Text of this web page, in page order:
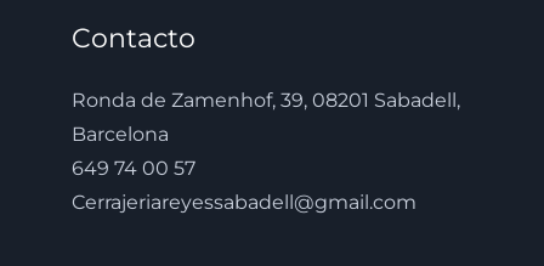
Contacto
Ronda de Zamenhof, 39, 08201 Sabadell,
Barcelona
649 74 00 57
Cerrajeriareyessabadell@gmail.com